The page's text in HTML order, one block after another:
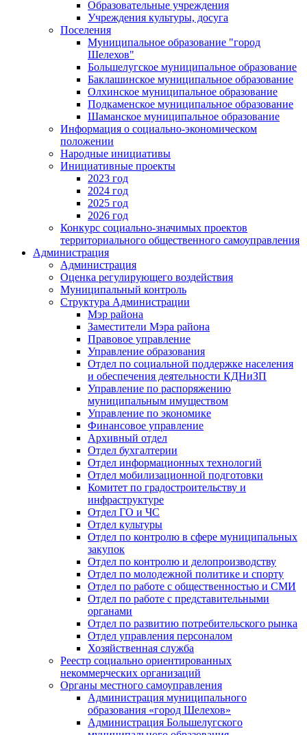
Образовательные учреждения
Учреждения культуры, досуга
Поселения
Муниципальное образование "город
Шелехов"
Большелугское муниципальное образование
Баклашинское муниципальное образование
Олхинское муниципальное образование
Подкаменское муниципальное образование
Шаманское муниципальное образование
Информация о социально-экономическом
положении
Народные инициативы
Инициативные проекты
2023 год
2024 год
2025 год
2026 год
Конкурс социально-значимых проектов
территориального общественного самоуправления
Администрация
Администрация
Оценка регулирующего воздействия
Муниципальный контроль
Структура Администрации
Мэр района
Заместители Мэра района
Правовое управление
Управление образования
Отдел по социальной поддержке населения
и обеспечения деятельности КДНиЗП
Управление по распоряжению
муниципальным имуществом
Управление по экономике
Финансовое управление
Архивный отдел
Отдел бухгалтерии
Отдел информационных технологий
Отдел мобилизационной подготовки
Комитет по градостроительству и
инфраструктуре
Отдел ГО и ЧС
Отдел культуры
Отдел по контролю в сфере муниципальных
закупок
Отдел по контролю и делопроизводству
Отдел по молодежной политике и спорту
Отдел по работе с общественностью и СМИ
Отдел по работе с представительными
органами
Отдел по развитию потребительского рынка
Отдел управления персоналом
Хозяйственная служба
Реестр социально ориентированных
некоммерческих организаций
Органы местного самоуправления
Администрация муниципального
образования «город Шелехов»
Администрация Большелугского